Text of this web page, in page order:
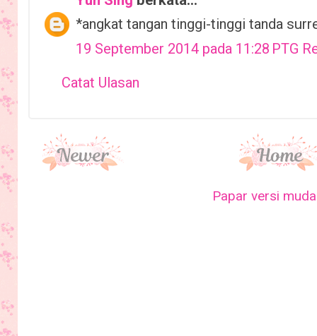
*angkat tangan tinggi-tinggi tanda
19 September 2014 pada 11:28 PTG
Catat Ulasan
Papar versi